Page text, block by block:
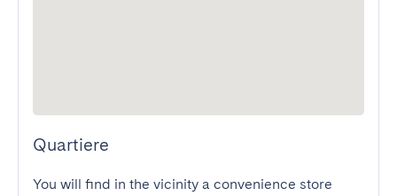
Quartiere
You will find in the vicinity a convenience store